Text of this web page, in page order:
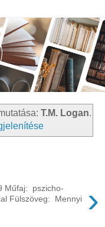
T.M. Logan.
›
Műfaj: pszicho-
Fülszöveg: Mennyi